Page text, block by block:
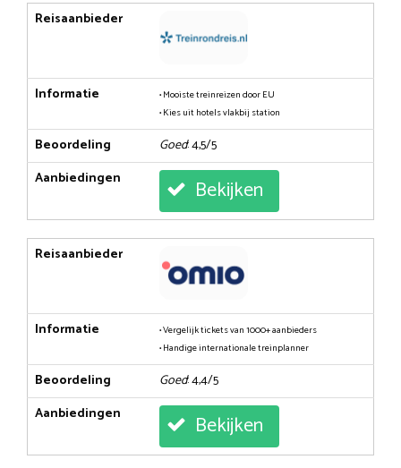
Reisaanbieder
Informatie
• Mooiste treinreizen door EU
• Kies uit hotels vlakbij station
Beoordeling Goed: 4,5/5
Aanbiedingen
Bekijken
Reisaanbieder
Informatie
• Vergelijk tickets van 1000+ aanbieders
• Handige internationale treinplanner
Beoordeling Goed: 4,4/5
Aanbiedingen
Bekijken